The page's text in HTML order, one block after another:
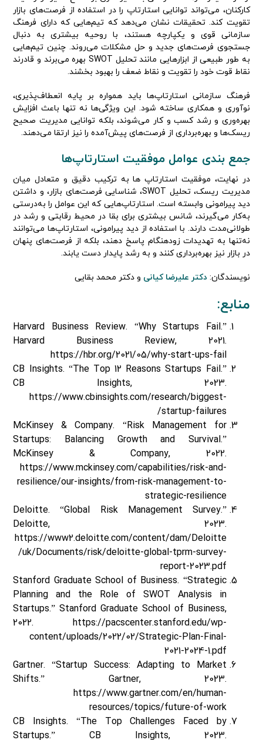
کارکنان، می‌تواند توانایی استارتاپ را در استفاده از فرصت‌های بازار
تقویت کند. تحقیقات نشان می‌دهد که تیم‌هایی که دارای فرهنگ
سازمانی قوی و یکپارچه هستند، با روحیه بیشتری به دنبال
جستجوی فرصت‌های جدید و حل مشکلات می‌روند. چنین تیم‌هایی
به طور طبیعی از ابزارهایی مانند تحلیل SWOT بهره می‌برند و قادرند
نقاط قوت خود را تقویت و نقاط ضعف را بهبود بخشند.
فرهنگ سازمانی استارتاپ‌ها باید همواره بر پایه انعطاف‌پذیری،
نوآوری و همکاری ساخته شود. این ویژگی‌ها نه تنها باعث افزایش
بهره‌وری و رشد کسب‌ و کار می‌شوند، بلکه توانایی مدیریت صحیح
ریسک‌ها و بهره‌برداری از فرصت‌های پیش‌آمده را نیز ارتقا می‌دهند.
جمع بندی عوامل موفقیت استارتاپ‌ها
در نهایت، موفقیت استارتاپ‌ ها به ترکیب دقیق و متعادل میان
مدیریت ریسک، تحلیل SWOT، شناسایی فرصت‌های بازار، و داشتن
دید پیرامونی وابسته است. استارتاپ‌هایی که این عوامل را به‌درستی
به‌کار می‌گیرند، شانس بیشتری برای بقا در محیط رقابتی و رشد در
طولانی‌مدت دارند. با استفاده از دید پیرامونی، استارتاپ‌ها می‌توانند
نه‌تنها به تهدیدات زودهنگام پاسخ دهند، بلکه از فرصت‌های پنهان
در بازار نیز بهره‌برداری کنند و به رشد پایدار دست یابند.
نویسندگان:دکتر علیرضا کیانی و دکتر محمد بقایی
منابع:
Harvard Business Review. “Why Startups Fail.”
Harvard Business Review, 2021.
https://hbr.org/2021/05/why-start-ups-fail
CB Insights. “The Top 12 Reasons Startups Fail.”
CB Insights, 2023.
https://www.cbinsights.com/research/biggest-
startup-failures/
McKinsey & Company. “Risk Management for
Startups: Balancing Growth and Survival.”
McKinsey & Company, 2022.
https://www.mckinsey.com/capabilities/risk-and-
resilience/our-insights/from-risk-management-to-
strategic-resilience
Deloitte. “Global Risk Management Survey.”
Deloitte, 2023.
https://www2.deloitte.com/content/dam/Deloitte
/uk/Documents/risk/deloitte-global-tprm-survey-
report-2023.pdf
Stanford Graduate School of Business. “Strategic
Planning and the Role of SWOT Analysis in
Startups.” Stanford Graduate School of Business,
2022. https://pacscenter.stanford.edu/wp-
content/uploads/2022/02/Strategic-Plan-Final-
2021-2024-1.pdf
Gartner. “Startup Success: Adapting to Market
Shifts.” Gartner, 2023.
https://www.gartner.com/en/human-
resources/topics/future-of-work
CB Insights. “The Top Challenges Faced by
Startups.” CB Insights, 2023.